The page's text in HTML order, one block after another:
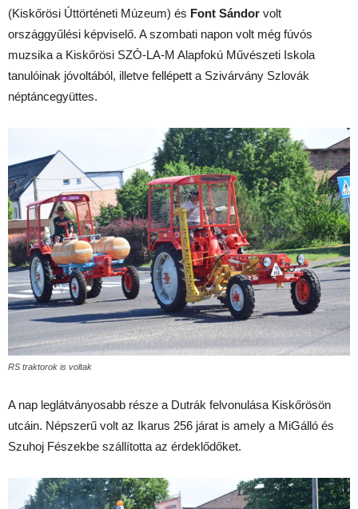
(Kiskőrösi Úttörténeti Múzeum) és Font Sándor volt
országgyűlési képviselő. A szombati napon volt még fúvós
muzsika a Kiskőrösi SZÓ-LA-M Alapfokú Művészeti Iskola
tanulóinak jóvoltából, illetve fellépett a Szivárvány Szlovák
néptáncegyüttes.
RS traktorok is voltak
A nap leglátványosabb része a Dutrák felvonulása Kiskőrösön
utcáin. Népszerű volt az Ikarus 256 járat is amely a MiGálló és
Szuhoj Fészekbe szállította az érdeklődőket.